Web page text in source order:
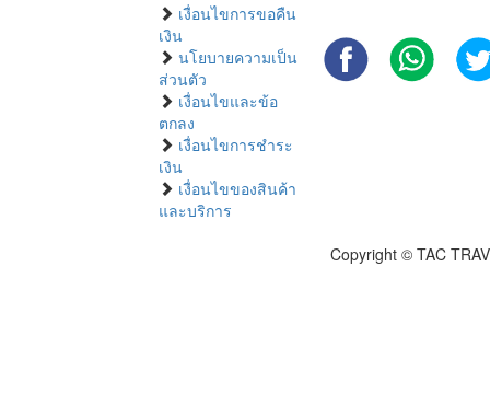
เงื่อนไขการขอคืน
เงิน
นโยบายความเป็น
ส่วนตัว
เงื่อนไขและข้อ
ตกลง
เงื่อนไขการชำระ
เงิน
เงื่อนไขของสินค้า
และบริการ
Copyright © TAC